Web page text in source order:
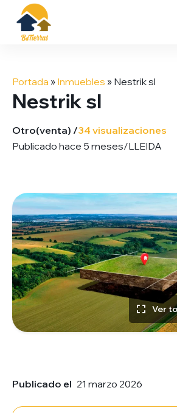
contenido
Portada » Inmuebles » Nestrik sl
Nestrik sl
Otro(venta) /34 visualizaciones
Publicado hace 5 meses/LLEIDA
Ver
Publicado el 21 marzo 2026